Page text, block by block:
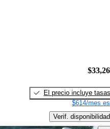
El precio incluye tasas
$614/mes
Verif. disponibilidad